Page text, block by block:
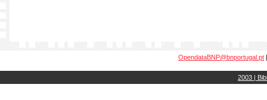
OpendataBNP@bnportugal.pt
2003 |